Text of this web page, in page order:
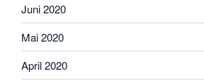
Juni 2020
Mai 2020
April 2020